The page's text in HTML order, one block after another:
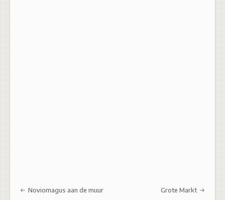
Post navigation
Noviomagus aan de muur Grote Markt